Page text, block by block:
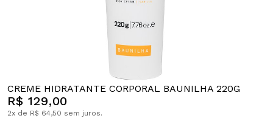
CREME HIDRATANTE CORPORAL BAUNILHA 220G
R$ 129,00
2x de R$ 64,50 sem juros.